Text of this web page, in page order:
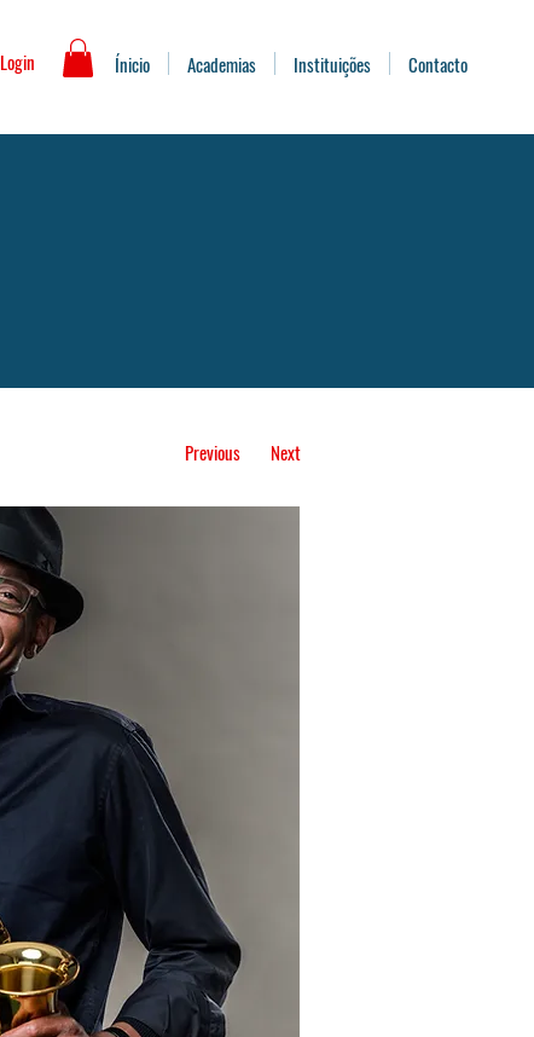
Login Ínicio Academias Instituições Contacto
Previous Next